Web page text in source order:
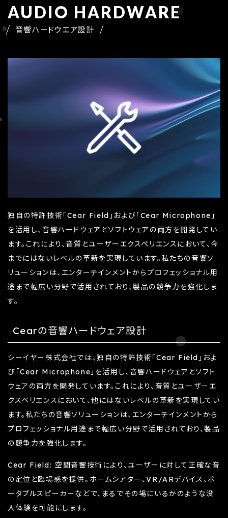
AUDIO HARDWARE
音響ハードウエア設計
独自の特許技術「Cear Field」および「Cear Microphone」
を活用し、音響ハードウェアとソフトウェアの両方を開発してい
ます。これにより、音質とユーザーエクスペリエンスにおいて、今
までにはないレベルの革新を実現しています。私たちの音響ソ
リューションは、エンターテインメントからプロフェッショナル用
途まで幅広い分野で活用されており、製品の競争力を強化しま
す。
Cearの音響ハードウェア設計
シーイヤー株式会社では、独自の特許技術「Cear Field」およ
び「Cear Microphone」を活用し、音響ハードウェアとソフト
ウェアの両方を開発しています。これにより、音質とユーザーエ
クスペリエンスにおいて、他にはないレベルの革新を実現してい
ます。私たちの音響ソリューションは、エンターテインメントから
プロフェッショナル用途まで幅広い分野で活用されており、製品
の競争力を強化します。
Cear Field: 空間音響技術により、ユーザーに対して正確な音
の定位と臨場感を提供。ホームシアター、VR/ARデバイス、ポ
ータブルスピーカーなどで、まるでその場にいるかのような没
入体験を可能にします。